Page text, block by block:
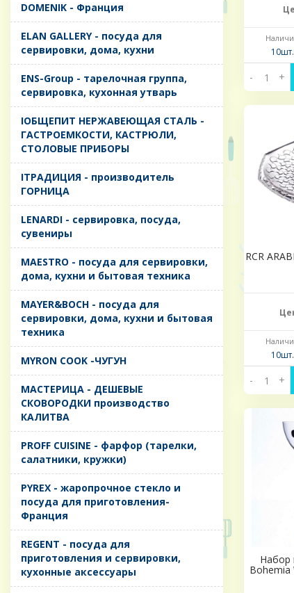
DOMENIK - Франция
ELAN GALLERY - посуда для
сервировки, дома, кухни
ENS-Group - тарелочная группа,
сервировка, кухонная утварь
IОБЩЕПИТ НЕРЖАВЕЮЩАЯ СТАЛЬ -
ГАСТРОЕМКОСТИ, КАСТРЮЛИ,
СТОЛОВЫЕ ПРИБОРЫ
IТРАДИЦИЯ - производитель
ГОРНИЦА
LENARDI - сервировка, посуда,
сувениры
MAESTRO - посуда для сервировки,
дома, кухни и бытовая техника
MAYER&BOCH - посуда для
сервировки, дома, кухни и бытовая
техника
MYRON COOK -ЧУГУН
MАСТЕРИЦА - ДЕШЕВЫЕ
СКОВОРОДКИ производство
КАЛИТВА
PROFF CUISINE - фарфор (тарелки,
салатники, кружки)
PYREX - жаропрочное стекло и
посуда для приготовления-
Франция
REGENT - посуда для
приготовления и сервировки,
кухонные аксессуары
10шт.
- +
RCR
10шт.
- +
Набор
Bohemia